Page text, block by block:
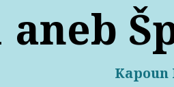
aneb
Kapoun